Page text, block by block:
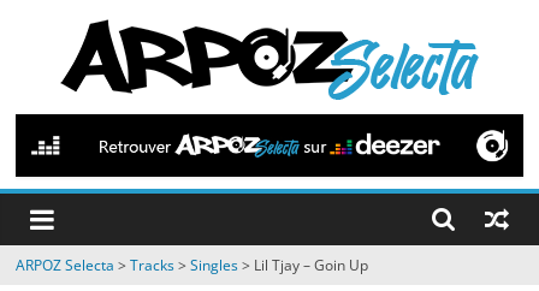
contenu
ARPOZ
Selecta
by
ARPOZ
ARPOZ Selecta >Tracks>Singles> Lil Tjay – Goin Up